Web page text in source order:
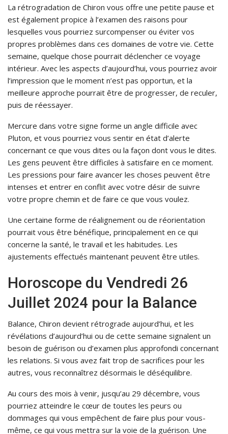
La rétrogradation de Chiron vous offre une petite pause et
est également propice à l’examen des raisons pour
lesquelles vous pourriez surcompenser ou éviter vos
propres problèmes dans ces domaines de votre vie. Cette
semaine, quelque chose pourrait déclencher ce voyage
intérieur. Avec les aspects d’aujourd’hui, vous pourriez avoir
l’impression que le moment n’est pas opportun, et la
meilleure approche pourrait être de progresser, de reculer,
puis de réessayer.
Mercure dans votre signe forme un angle difficile avec
Pluton, et vous pourriez vous sentir en état d’alerte
concernant ce que vous dites ou la façon dont vous le dites.
Les gens peuvent être difficiles à satisfaire en ce moment.
Les pressions pour faire avancer les choses peuvent être
intenses et entrer en conflit avec votre désir de suivre
votre propre chemin et de faire ce que vous voulez.
Une certaine forme de réalignement ou de réorientation
pourrait vous être bénéfique, principalement en ce qui
concerne la santé, le travail et les habitudes. Les
ajustements effectués maintenant peuvent être utiles.
Horoscope du Vendredi 26
Juillet 2024 pour la Balance
Balance, Chiron devient rétrograde aujourd’hui, et les
révélations d’aujourd’hui ou de cette semaine signalent un
besoin de guérison ou d’examen plus approfondi concernant
les relations. Si vous avez fait trop de sacrifices pour les
autres, vous reconnaîtrez désormais le déséquilibre.
Au cours des mois à venir, jusqu’au 29 décembre, vous
pourriez atteindre le cœur de toutes les peurs ou
dommages qui vous empêchent de faire plus pour vous-
même, ce qui vous mettra sur la voie de la guérison. Une